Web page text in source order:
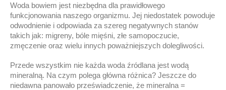
Woda bowiem jest niezbędna dla prawidłowego
funkcjonowania naszego organizmu. Jej niedostatek powoduje
odwodnienie i odpowiada za szereg negatywnych stanów
takich jak: migreny, bóle mięśni, złe samopoczucie,
zmęczenie oraz wielu innych poważniejszych dolegliwości.
Przede wszystkim nie każda woda źródlana jest wodą
mineralną. Na czym polega główna różnica? Jeszcze do
niedawna panowało przeświadczenie, że mineralna =